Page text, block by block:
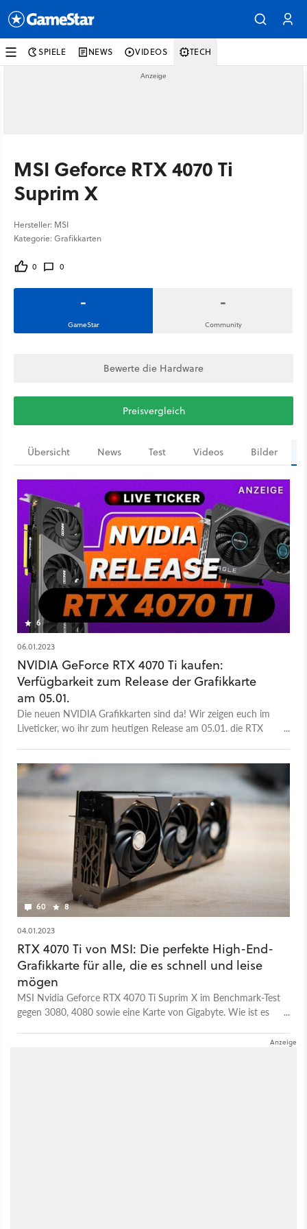
SPIELE NEWS VIDEOS TECH
MSI Geforce RTX 4070 Ti
Suprim X
Hersteller: MSI
Kategorie: Grafikkarten
0 0
-
GameStar
-
Community
Bewerte die Hardware
Preisvergleich
Übersicht News Test Videos Bilder
6
06.01.2023
NVIDIA GeForce RTX 4070 Ti kaufen:
Verfügbarkeit zum Release der Grafikkarte
am 05.01.
Die neuen NVIDIA Grafikkarten sind da! Wir zeigen euch im
Liveticker, wo ihr zum heutigen Release am 05.01. die RTX
60 8
04.01.2023
RTX 4070 Ti von MSI: Die perfekte High-End-
Grafikkarte für alle, die es schnell und leise
mögen
MSI Nvidia Geforce RTX 4070 Ti Suprim X im Benchmark-Test
gegen 3080, 4080 sowie eine Karte von Gigabyte. Wie ist es